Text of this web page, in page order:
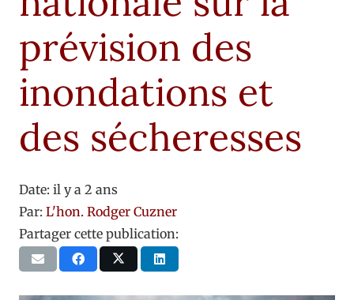
prévision des
inondations et
des sécheresses
Date: il y a 2 ans
Par: L'hon. Rodger Cuzner
Partager cette publication: